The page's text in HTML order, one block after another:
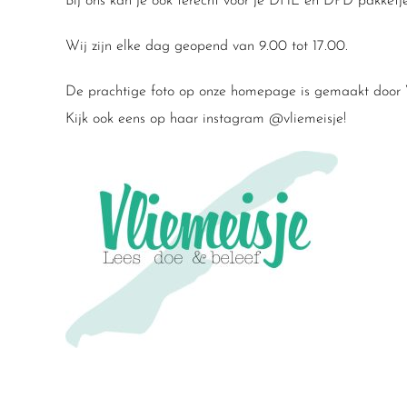
Wij zijn elke dag geopend van 9.00 tot 17.00.
De prachtige foto op onze homepage is gemaakt door
Kijk ook eens op haar instagram @vliemeisje!